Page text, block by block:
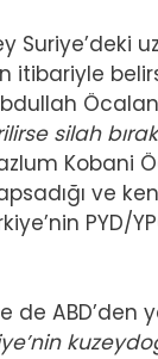
Suriye’deki
silah
Kobani
ve
PYD/
ABD’den